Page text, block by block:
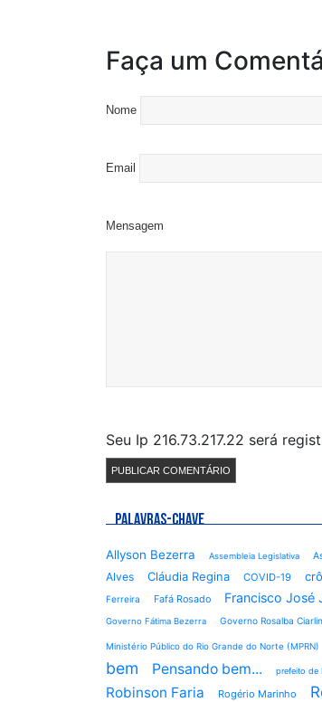
Faça um
Nome
Email
Mensagem
Seu Ip 216.73.217.22 será
PALAVRAS-CHAVE
Allyson Bezerra Assembleia Legislativa
Alves
Cláudia Regina COVID-19
Ferreira
Fafá Rosado Francisco José
Governo Fátima Bezerra Governo Rosalba
Ministério Público do Rio Grande do Norte (MPRN)
bem
Pensando bem... prefeito de
Robinson Faria Rogério Marinho